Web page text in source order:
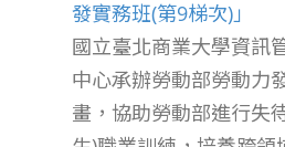
發實務班(第9梯次)」
國立臺北商業大學資訊
中心承辦勞動部勞動力
畫，協助勞動部進行失